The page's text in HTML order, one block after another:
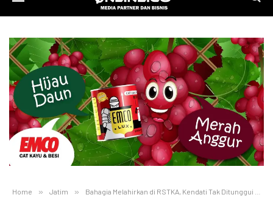
Home » Jatim » Bahagia Melahirkan di RSTKA, Kendati Tak Ditunggui Suami